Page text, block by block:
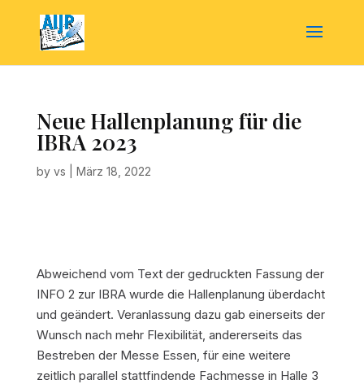
Neue Hallenplanung für die
IBRA 2023
by vs März 18, 2022
Abweichend vom Text der gedruckten Fassung der
INFO 2 zur IBRA wurde die Hallenplanung überdacht
und geändert. Veranlassung dazu gab einerseits der
Wunsch nach mehr Flexibilität, andererseits das
Bestreben der Messe Essen, für eine weitere
zeitlich parallel stattfindende Fachmesse in Halle 3